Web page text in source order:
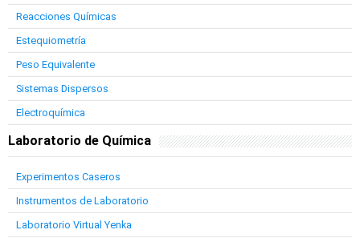
Reacciones Químicas
Estequiometría
Peso Equivalente
Sistemas Dispersos
Electroquímica
Laboratorio de Química
Experimentos Caseros
Instrumentos de Laboratorio
Laboratorio Virtual Yenka